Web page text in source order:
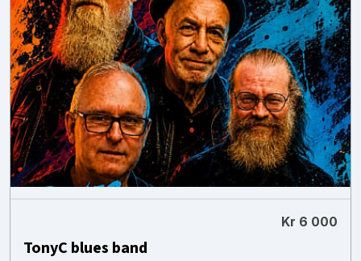
Kr 6 000
TonyC blues band